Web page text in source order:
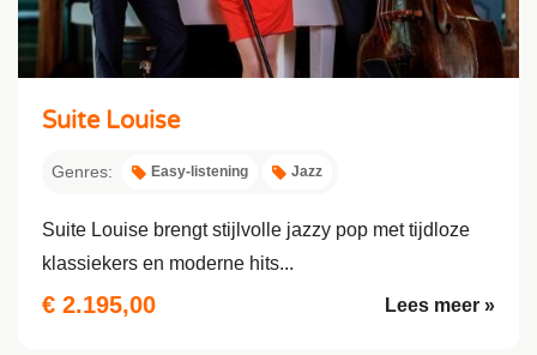
Suite Louise
Genres: Easy-listening Jazz
Suite Louise brengt stijlvolle jazzy pop met tijdloze
klassiekers en moderne hits...
€ 2.195,00 Lees meer »